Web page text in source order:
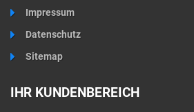
Impressum
Datenschutz
Sitemap
IHR KUNDENBEREICH